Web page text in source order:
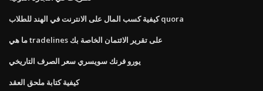
كيفية كسب المال على الانترنت في الهند للطلاب quora
ما هي tradelines على تقرير الائتمان الخاصة بك
يورو فرنك سويسري سعر الصرف التاريخي
كيفية كتابة ملحق العقد